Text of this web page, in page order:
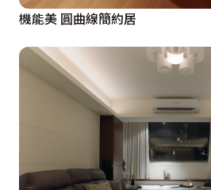
機能美 圓曲線簡約居